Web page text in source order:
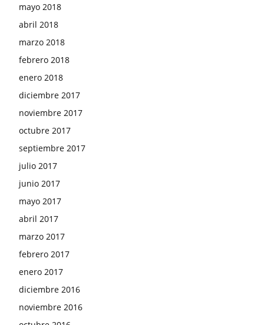
mayo 2018
abril 2018
marzo 2018
febrero 2018
enero 2018
diciembre 2017
noviembre 2017
octubre 2017
septiembre 2017
julio 2017
junio 2017
mayo 2017
abril 2017
marzo 2017
febrero 2017
enero 2017
diciembre 2016
noviembre 2016